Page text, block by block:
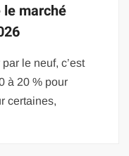
le marché
le neuf, c’est
à 20 % pour
certaines,